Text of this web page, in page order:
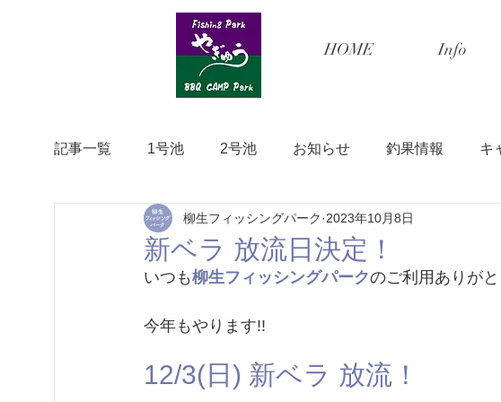
HOME Info
記事一覧 1号池 2号池 お知らせ 釣果情報 キ
新ベラ 放流日決定！
柳生フィッシングパーク 2023年10月8日
いつも柳生フィッシングパークのご利用ありがと
今年もやります!!
12/3(日) 新ベラ 放流！